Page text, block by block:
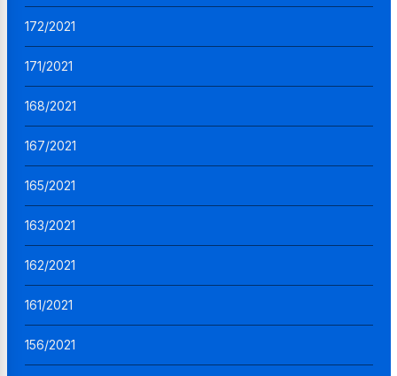
172/2021
171/2021
168/2021
167/2021
165/2021
163/2021
162/2021
161/2021
156/2021